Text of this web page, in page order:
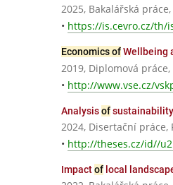
2025, Bakalářská
• https://is.cevro.cz/th/
Economics ofWellbeing
2019, Diplomová
• http://www.vse.cz/
Analysisofsustainability
2024, Disertační
• http://theses.cz/id//
Impactof local